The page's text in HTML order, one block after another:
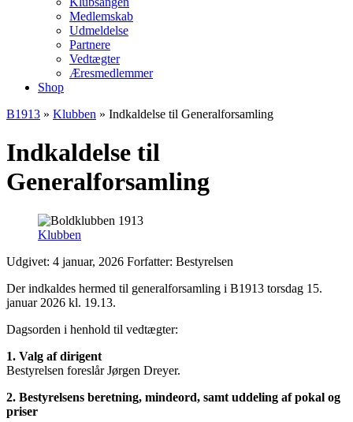
Medlemskab
Udmeldelse
Partnere
Vedtægter
Æresmedlemmer
Shop
B1913 » Klubben » Indkaldelse til Generalforsamling
Indkaldelse til
Generalforsamling
Klubben
Udgivet: 4 januar, 2026 Forfatter: Bestyrelsen
Der indkaldes hermed til generalforsamling i B1913 torsdag 15.
januar 2026 kl. 19.13.
Dagsorden i henhold til vedtægter:
1. Valg af dirigent
Bestyrelsen foreslår Jørgen Dreyer.
2. Bestyrelsens beretning, mindeord, samt uddeling af pokal og
priser